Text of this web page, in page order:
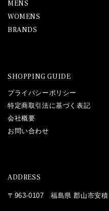
MENS
WOMENS
BRANDS
SHOPPING GUIDE
プライバシーポリシー
特定商取引法に基づく表記
会社概要
お問い合わせ
ADDRESS
〒963-0107 福島県 郡山市安積